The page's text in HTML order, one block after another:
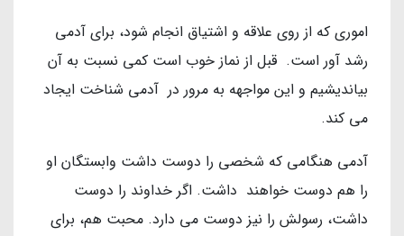
اموری که از روی علاقه و اشتیاق انجام شود، برای آدمی
رشد آور است. قبل از نماز خوب است کمی نسبت به آن
بیاندیشیم و این مواجهه به مرور در آدمی شناخت ایجاد
می کند.
آدمی هنگامی که شخصی را دوست داشت وابستگان او
را هم دوست خواهند داشت. اگر خداوند را دوست
داشت، رسولش را نیز دوست می دارد. محبت هم، برای